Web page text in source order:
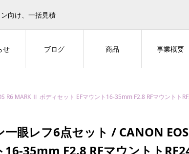
向け、一括見積
せ ブログ 商品 事業概要
Ⅱ ボディセット EFマウント16-35mm F2.8 RFマウントトRF24-105L IS
一眼レフ6点セット / CANON
16-35mm F2.8 RFマウントト